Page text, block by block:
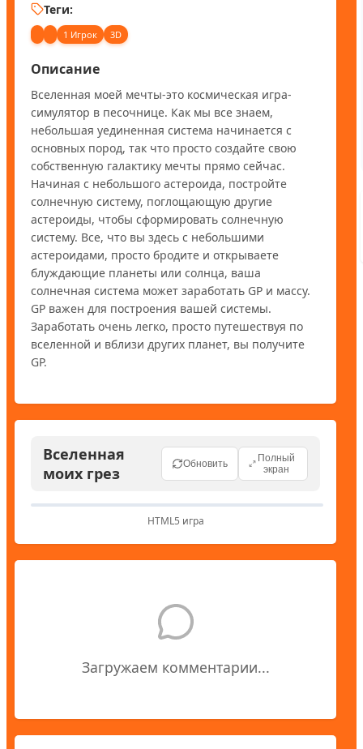
Теги:
1 Игрок 3D
Описание
Вселенная моей мечты-это космическая игра-
симулятор в песочнице. Как мы все знаем,
небольшая уединенная система начинается с
основных пород, так что просто создайте свою
собственную галактику мечты прямо сейчас.
Начиная с небольшого астероида, постройте
солнечную систему, поглощающую другие
астероиды, чтобы сформировать солнечную
систему. Все, что вы здесь с небольшими
астероидами, просто бродите и открываете
блуждающие планеты или солнца, ваша
солнечная система может заработать GP и массу.
GP важен для построения вашей системы.
Заработать очень легко, просто путешествуя по
вселенной и вблизи других планет, вы получите
GP.
Вселенная
моих грез
Обновить
Полный
экран
HTML5 игра
Загружаем комментарии...